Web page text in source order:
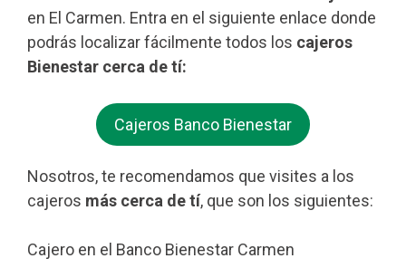
en El Carmen. Entra en el siguiente enlace donde
podrás localizar fácilmente todos los cajeros
Bienestar cerca de tí:
Cajeros Banco Bienestar
Nosotros, te recomendamos que visites a los
cajeros más cerca de tí, que son los siguientes:
Cajero en el Banco Bienestar Carmen